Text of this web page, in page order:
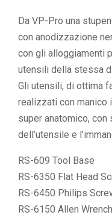
Da VP-Pro una
con anodizzazione
con gli alloggiamenti
utensili della stessa
Gli utensili, di ottima
realizzati con manico
super anatomico,
dell’utensile e
RS-609 Tool Base
RS-6350 Flat Head
RS-6450 Philips
RS-6150 Allen